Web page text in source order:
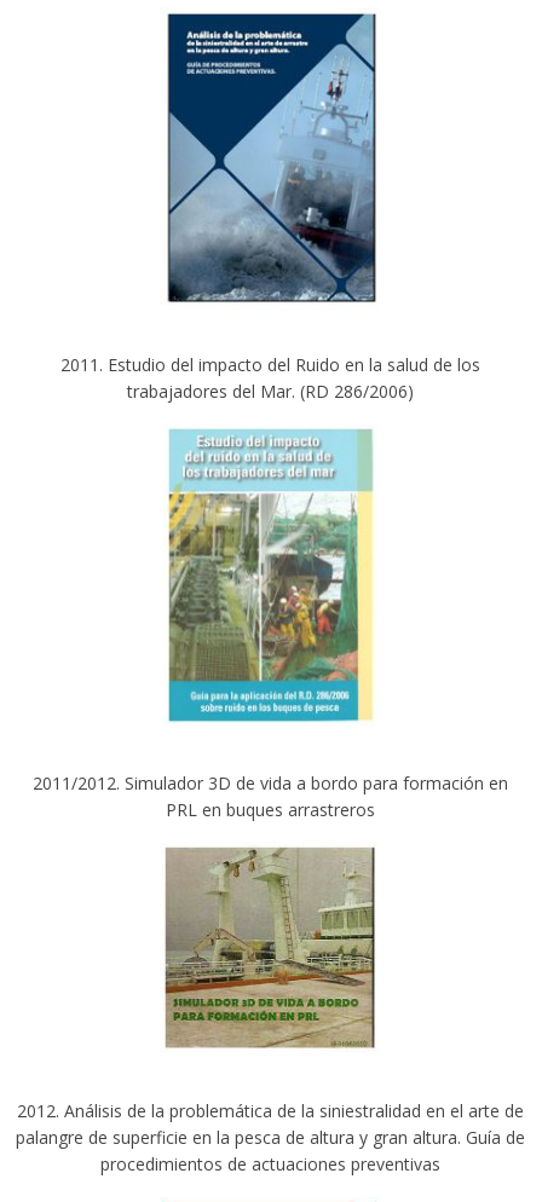
2011. Estudio del impacto del Ruido en la salud de los
trabajadores del Mar. (RD 286/2006)
2011/2012. Simulador 3D de vida a bordo para formación en
PRL en buques arrastreros
2012. Análisis de la problemática de la siniestralidad en el arte de
palangre de superficie en la pesca de altura y gran altura. Guía de
procedimientos de actuaciones preventivas